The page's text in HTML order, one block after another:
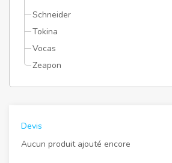
Schneider
Tokina
Vocas
Zeapon
Devis
Aucun produit ajouté encore